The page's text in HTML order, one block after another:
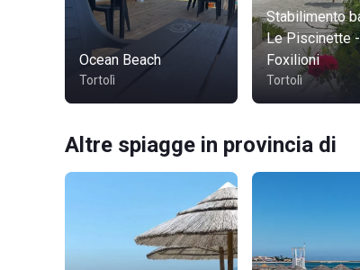
Ocean Beach
Tortolì
Stabilimento
Le Piscinette -
Foxilioni
Tortolì
Altre spiagge in provincia di